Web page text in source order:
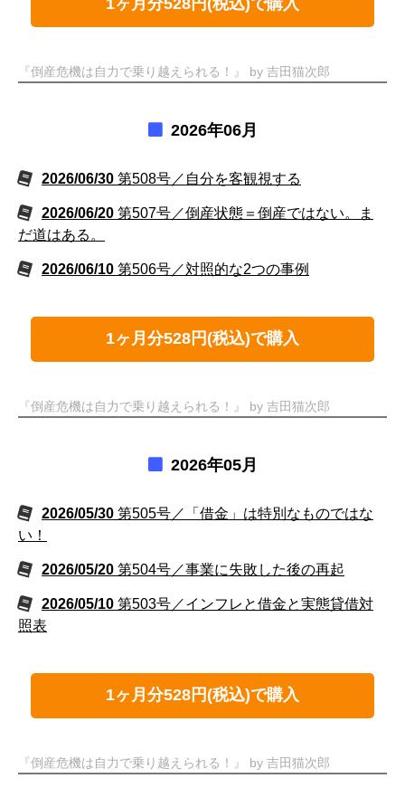
1ヶ月分528円(税込)で購入
『倒産危機は自力で乗り越えられる！』 by 吉田猫次郎
2026年06月
2026/06/30 第508号／自分を客観視する
2026/06/20 第507号／倒産状態＝倒産ではない。ま
だ道はある。
2026/06/10 第506号／対照的な2つの事例
1ヶ月分528円(税込)で購入
『倒産危機は自力で乗り越えられる！』 by 吉田猫次郎
2026年05月
2026/05/30 第505号／「借金」は特別なものではな
い！
2026/05/20 第504号／事業に失敗した後の再起
2026/05/10 第503号／インフレと借金と実態貸借対
照表
1ヶ月分528円(税込)で購入
『倒産危機は自力で乗り越えられる！』 by 吉田猫次郎